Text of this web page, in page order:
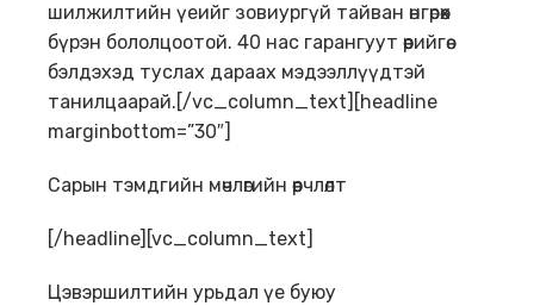
шилжилтийн үеийг зовиургүй тайван өнгөрөөх
бүрэн бололцоотой. 40 нас гарангуут өөрийгөө
бэлдэхэд туслах дараах мэдээллүүдтэй
танилцаарай.[/vc_column_text][headline
marginbottom=”30″]
Сарын тэмдгийн мөчлөгийн өөрчлөлт
[/headline][vc_column_text]
Цэвэршилтийн урьдал үе буюу